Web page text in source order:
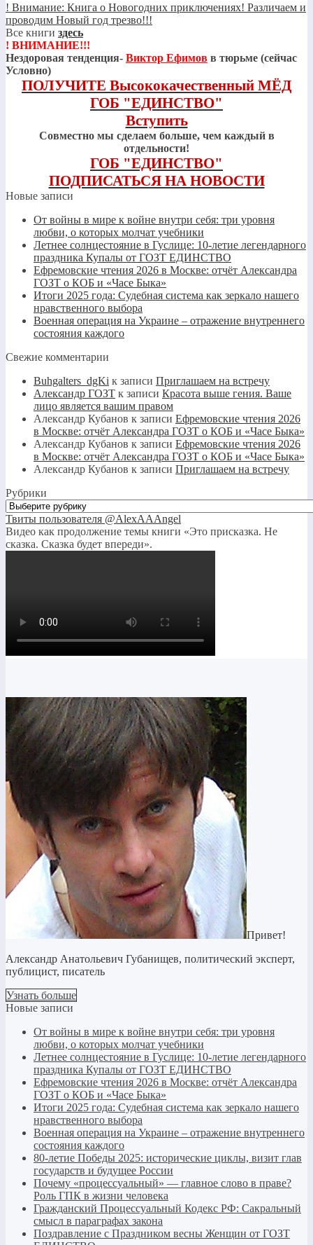
! Внимание: Книга о Новогодних приключениях! Различаем и
проводим Новый год трезво!!!
Все книги здесь
! ВНИМАНИЕ!!!
Нездоровая тенденция- Виктор Ефимов в тюрьме (сейчас
Условно)
ПОЛУЧИТЕ Высококачественный МЁД
ГОБ "ЕДИНСТВО"
Вступить
Совместно мы сделаем больше, чем каждый в
отдельности!
ГОБ "ЕДИНСТВО"
ПОДПИСАТЬСЯ НА НОВОСТИ
Новые записи
От войны в мире к войне внутри себя: три уровня
любви, о которых молчат учебники
Летнее солнцестояние в Гуслице: 10-летие легендарного
праздника Купалы от ГОЗТ ЕДИНСТВО
Ефремовские чтения 2026 в Москве: отчёт Александра
ГОЗТ о КОБ и «Часе Быка»
Итоги 2025 года: Судебная система как зеркало нашего
нравственного выбора
Военная операция на Украине – отражение внутреннего
состояния каждого
Свежие комментарии
Buhgalters_dgKi к записи Приглашаем на встречу
Александр ГОЗТ к записи Красота выше гения. Ваше
лицо является вашим правом
Александр Кубанов к записи Ефремовские чтения 2026
в Москве: отчёт Александра ГОЗТ о КОБ и «Часе Быка»
Александр Кубанов к записи Ефремовские чтения 2026
в Москве: отчёт Александра ГОЗТ о КОБ и «Часе Быка»
Александр Кубанов к записи Приглашаем на встречу
Рубрики
Рубрики
Твиты пользователя @AlexAAAngel
Видео как продолжение темы книги «Это присказка. Не
сказка. Сказка будет впереди».
Привет!
Александр Анатольевич Губанищев, политический эксперт,
публицист, писатель
Узнать больше
Новые записи
От войны в мире к войне внутри себя: три уровня
любви, о которых молчат учебники
Летнее солнцестояние в Гуслице: 10-летие легендарного
праздника Купалы от ГОЗТ ЕДИНСТВО
Ефремовские чтения 2026 в Москве: отчёт Александра
ГОЗТ о КОБ и «Часе Быка»
Итоги 2025 года: Судебная система как зеркало нашего
нравственного выбора
Военная операция на Украине – отражение внутреннего
состояния каждого
80-летие Победы 2025: исторические циклы, визит глав
государств и будущее России
Почему «процессуальный» — главное слово в праве?
Роль ГПК в жизни человека
Гражданский Процессуальный Кодекс РФ: Сакральный
смысл в параграфах закона
Поздравление с Праздником весны Женщин от ГОЗТ